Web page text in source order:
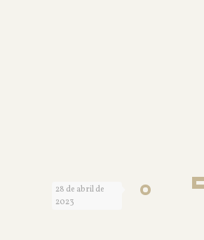
28 de abril de
2023